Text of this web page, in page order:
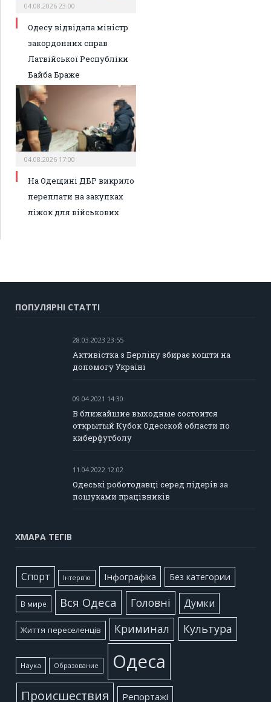
04.08.2026 23:00
Одесу відвідала міністр
закордонних справ
Латвійської Республіки
Байба Браже
04.08.2026 17:00
На Одещині ДБР викрило
переплати на закупках
ліжок для військових
ПОПУЛЯРНІ СТАТТІ
28.03.2023 23:55
Активістка з Берліну збирає кошти на
допомогу Україні
09.04.2021 14:30
В ближайшие выходные состоится
открытый Кубок Одесской области по
киберфутболу
11.04.2022 12:02
Одеські роботодавці серед лідерів за
пошуками працівників
ХМАРА ТЕГІВ
Cпорт Інтерв'ю Інфографіка Без категории
В мире Вся Одеса Головні Думки
Життя переселенців Криминал Культура
Наука Образование Одеса
Происшествия Репортажі